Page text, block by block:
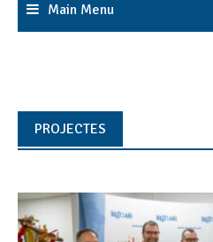
Main Menu
PROJECTES